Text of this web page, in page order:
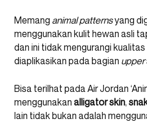
Memang animal patternsyang
menggunakan kulit hewan asli
dan ini tidak mengurangi
diaplikasikan pada bagian upper
Bisa terilhat pada Air Jordan
menggunakan alligator skin,
lain tidak bukan adalah